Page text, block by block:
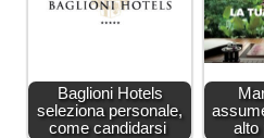
Baglioni Hotels
seleziona personale,
come candidarsi
alto